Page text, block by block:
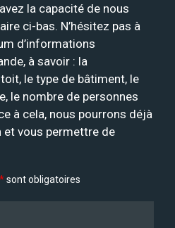
la capacité de nous
ci-bas. N’hésitez pas à
d’informations
à savoir : la
le type de bâtiment, le
le nombre de personnes
à cela, nous pourrons déjà
vous permettre de
*sont obligatoires